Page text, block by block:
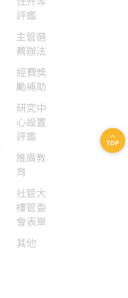
評鑑
主管選
薦辦法
經費獎
勵補助
研究中
心設置
評鑑
推廣教
育
社管大
樓管委
會表單
其他